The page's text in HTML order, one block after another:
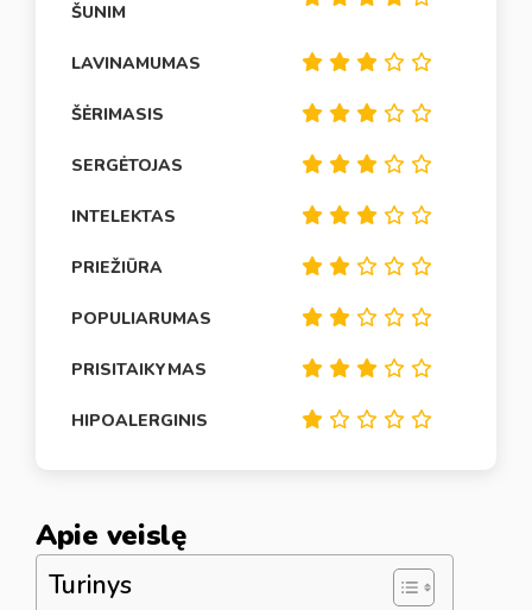
ŠUNIM
LAVINAMUMAS
ŠĖRIMASIS
SERGĖTOJAS
INTELEKTAS
PRIEŽIŪRA
POPULIARUMAS
PRISITAIKYMAS
HIPOALERGINIS
Apie veislę
Turinys